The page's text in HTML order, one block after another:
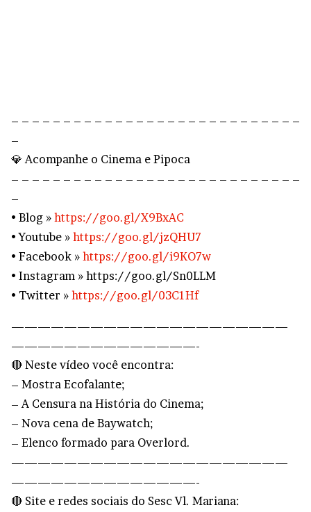
– – – – – – – – – – – – – – – – – – – – – – – – – – – –
–
💎 Acompanhe o Cinema e Pipoca
– – – – – – – – – – – – – – – – – – – – – – – – – – – –
–
• Blog » https://goo.gl/X9BxAC
• Youtube » https://goo.gl/jzQHU7
• Facebook » https://goo.gl/i9KO7w
• Instagram » https://goo.gl/Sn0LLM
• Twitter » https://goo.gl/03C1Hf
—————————————————————
——————————————-
🔴 Neste vídeo você encontra:
– Mostra Ecofalante;
– A Censura na História do Cinema;
– Nova cena de Baywatch;
– Elenco formado para Overlord.
—————————————————————
——————————————-
🔴 Site e redes sociais do Sesc Vl. Mariana: